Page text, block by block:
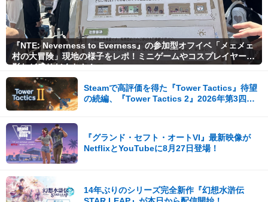
『NTE: Neverness to Everness』の参加型オフイベ「メェメェ
村の大冒険」現地の様子をレポ！ミニゲームやコスプレイヤー撮
影など盛りだくさん！
Steamで高評価を得た『Tower Tactics』待望
の続編、『Tower Tactics 2』2026年第3四半
『グランド・セフト・オートVI』最新映像が
NetflixとYouTubeに8月27日登場！
14年ぶりのシリーズ完全新作『幻想水滸伝